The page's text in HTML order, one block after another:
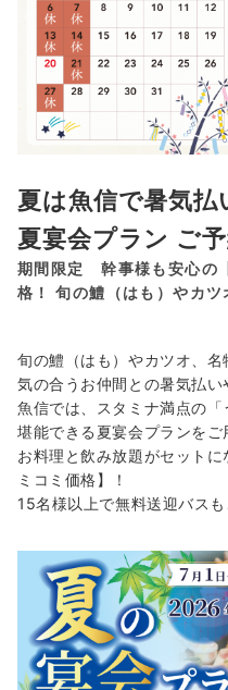
夏は魚信で暑気払
夏宴会プラン ご
期間限定 幹事様も安心の
格！ 旬の鱧（はも）やカツ
旬の鱧（はも）やカツオ、名
気の合うお仲間との暑気払い
魚信では、スタミナ満点の
堪能できる夏宴会プランをご
お料理と飲み放題がセット
ミコミ価格】！
15名様以上で無料送迎バスも